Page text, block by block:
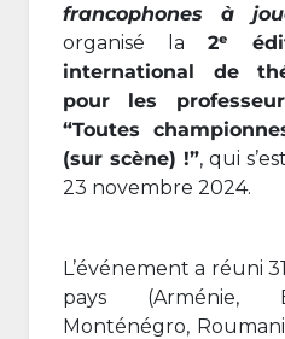
francophones à
organisé la2ᵉ
international de
pour les
“Toutes
(sur scène) !”, qui
23 novembre 2024.
L’événement a réuni
pays (Arménie,
Monténégro,